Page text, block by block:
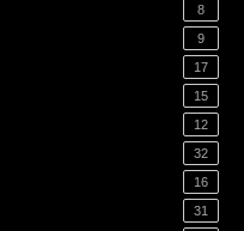
8
9
17
15
12
32
16
31